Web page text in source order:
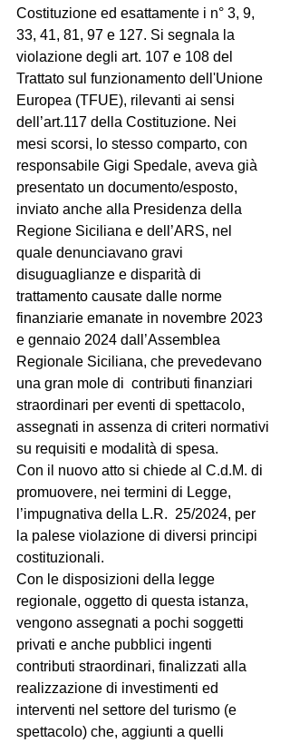
Costituzione ed esattamente i n° 3, 9,
33, 41, 81, 97 e 127. Si segnala la
violazione degli art. 107 e 108 del
Trattato sul funzionamento dell'Unione
Europea (TFUE), rilevanti ai sensi
dell’art.117 della Costituzione. Nei
mesi scorsi, lo stesso comparto, con
responsabile Gigi Spedale, aveva già
presentato un documento/esposto,
inviato anche alla Presidenza della
Regione Siciliana e dell’ARS, nel
quale denunciavano gravi
disuguaglianze e disparità di
trattamento causate dalle norme
finanziarie emanate in novembre 2023
e gennaio 2024 dall’Assemblea
Regionale Siciliana, che prevedevano
una gran mole di  contributi finanziari
straordinari per eventi di spettacolo,
assegnati in assenza di criteri normativi
su requisiti e modalità di spesa.
Con il nuovo atto si chiede al C.d.M. di
promuovere, nei termini di Legge,
l’impugnativa della L.R.  25/2024, per
la palese violazione di diversi principi
costituzionali.
Con le disposizioni della legge
regionale, oggetto di questa istanza,
vengono assegnati a pochi soggetti
privati e anche pubblici ingenti
contributi straordinari, finalizzati alla
realizzazione di investimenti ed
interventi nel settore del turismo (e
spettacolo) che, aggiunti a quelli